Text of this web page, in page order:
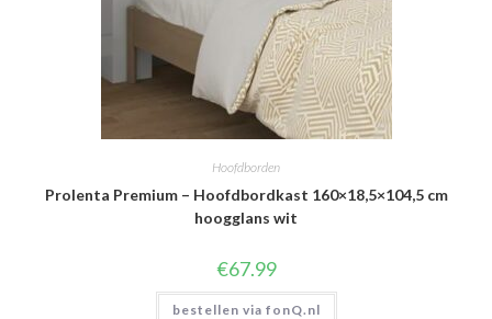
Hoofdborden
Prolenta Premium – Hoofdbordkast 160×18,5×104,5 cm
hoogglans wit
€67.99
bestellen via fonQ.nl